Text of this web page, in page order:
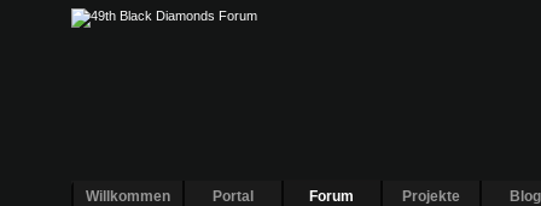
Willkommen Portal Forum Projekte